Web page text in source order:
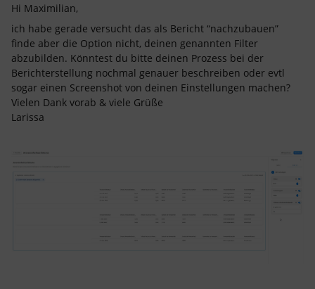
Hi Maximilian,
ich habe gerade versucht das als Bericht “nachzubauen”
finde aber die Option nicht, deinen genannten Filter
abzubilden. Könntest du bitte deinen Prozess bei der
Berichterstellung nochmal genauer beschreiben oder evtl
sogar einen Screenshot von deinen Einstellungen machen?
Vielen Dank vorab & viele Grüße
Larissa